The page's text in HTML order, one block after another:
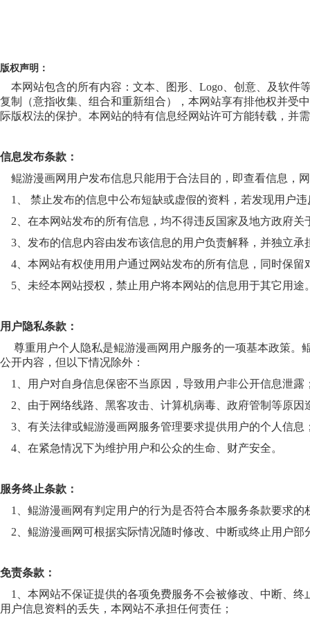
版权声明：
本网站包含的所有内容：文本、图形、Logo、创意、及软件
复制（意指收集、组合和重新组合），本网站享有排他权并受
际版权法的保护。本网站的特有信息经网站许可方能转载，并
信息发布条款：
鲲游漫画网用户发布信息只能用于合法目的，即查看信息，
1、 禁止发布的信息中公布短缺或虚假的资料，若发现用户
2、在本网站发布的所有信息，均不得违反国家及地方政府
3、发布的信息内容由发布该信息的用户负责解释，并独立承
4、本网站有权使用用户通过网站发布的所有信息，同时保留
5、未经本网站授权，禁止用户将本网站的信息用于其它用途
用户隐私条款：
尊重用户个人隐私是鲲游漫画网用户服务的一项基本政策。
公开内容，但以下情况除外：
1、用户对自身信息保密不当原因，导致用户非公开信息泄露
2、由于网络线路、黑客攻击、计算机病毒、政府管制等原因
3、有关法律或鲲游漫画网服务管理要求提供用户的个人信息
4、在紧急情况下为维护用户和公众的生命、财产安全。
服务终止条款：
1、鲲游漫画网有判定用户的行为是否符合本服务条款要求
2、鲲游漫画网可根据实际情况随时修改、中断或终止用户
免责条款：
1、本网站不保证提供的各项免费服务不会被修改、中断、
用户信息资料的丢失，本网站不承担任何责任；